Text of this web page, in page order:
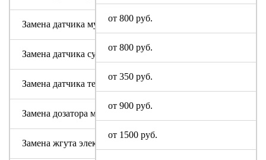
от 800 руб.
от 800 руб.
от 350 руб.
от 900 руб.
от 1500 руб.
Замена датчика мутности
Замена датчика сушки
Замена датчика температуры или термостата
Замена дозатора моющих средств
Замена жгута электропроводки